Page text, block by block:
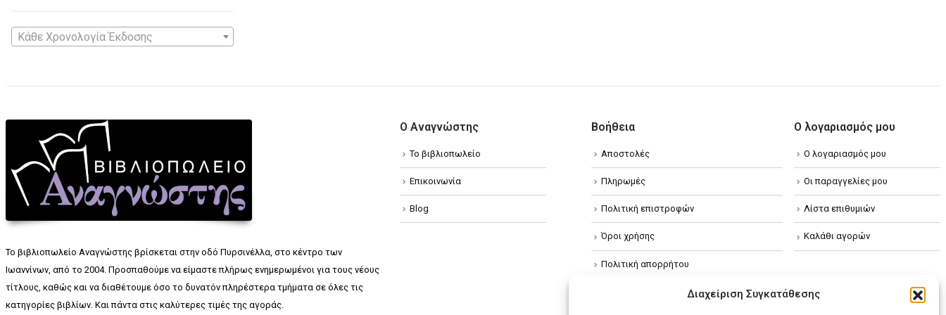
Διαχείριση Συγκατάθεσης
Κάθε Χρονολογία Έκδοσης
Το βιβλιοπωλείο Αναγνώστης βρίσκεται στην οδό Πυρσινέλλα, στο κέντρο των
Ιωαννίνων, από το 2004. Προσπαθούμε να είμαστε πλήρως ενημερωμένοι για τους νέους
τίτλους, καθώς και να διαθέτουμε όσο το δυνατόν πληρέστερα τμήματα σε όλες τις
κατηγορίες βιβλίων. Και πάντα στις καλύτερες τιμές της αγοράς.
Ο Αναγνώστης
Το βιβλιοπωλείο
Επικοινωνία
Blog
Βοήθεια
Αποστολές
Πληρωμές
Πολιτική επιστροφών
Όροι χρήσης
Πολιτική απορρήτου
Ο λογαριασμός μου
Ο λογαριασμός μου
Οι παραγγελίες μου
Λίστα επιθυμιών
Καλάθι αγορών